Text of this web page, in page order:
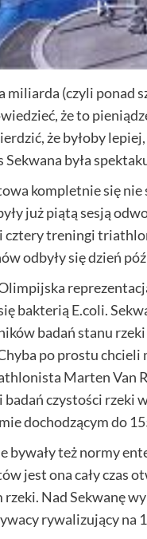
miliarda (czyli ponad
że to
że byłoby
była
kompletnie się
już piątą sesją
cztery treningi
odbyły się dzień
bakterią E.coli.
badań stanu
po prostu chcieli
Marten Van
badań czystości rzeki
dochodzącym do
bywały też normy
jest ona cały czas
Nad Sekwanę
rywalizujący na